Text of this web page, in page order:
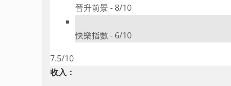
晉升前景 -8/10
快樂指數 - 6/10
7.5/10
收入：